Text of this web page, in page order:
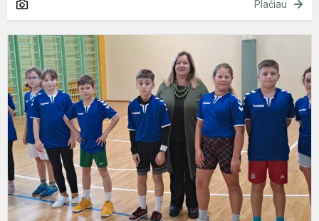
Plačiau